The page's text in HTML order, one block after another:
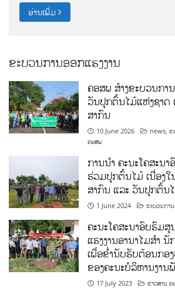
ອ່ານເພີ່ມ
ຂະບວນການອອກແຮງງານ
ຄອສພ ສ້າງຂະບວນກາ
ວັນປູກຕົ້ນໄມ້ແຫ່ງຊາດ
ສາກົນ
10 June 2026 news ,ຂ
ຄອສພ
ການນໍາ ຄະນະໂຄສະນ
ຮ່ວມປູກຕົ້ນໄມ້ ເນື່ອງ
ສາກົນ ແລະ ວັນປູກຕົ້ນ
1 June 2024 ຂະບວນການ
ຄະນະໂຄສະນາອົບຮົມ
ແຮງງານອານາໄມສໍາ
ເພື່ອຂໍ່ານັບຮັບຕ້ອນກອ
ຂອງຄະນະບໍລິຫານງາ
17 July 2023 ຂ່າວສານ ຄ